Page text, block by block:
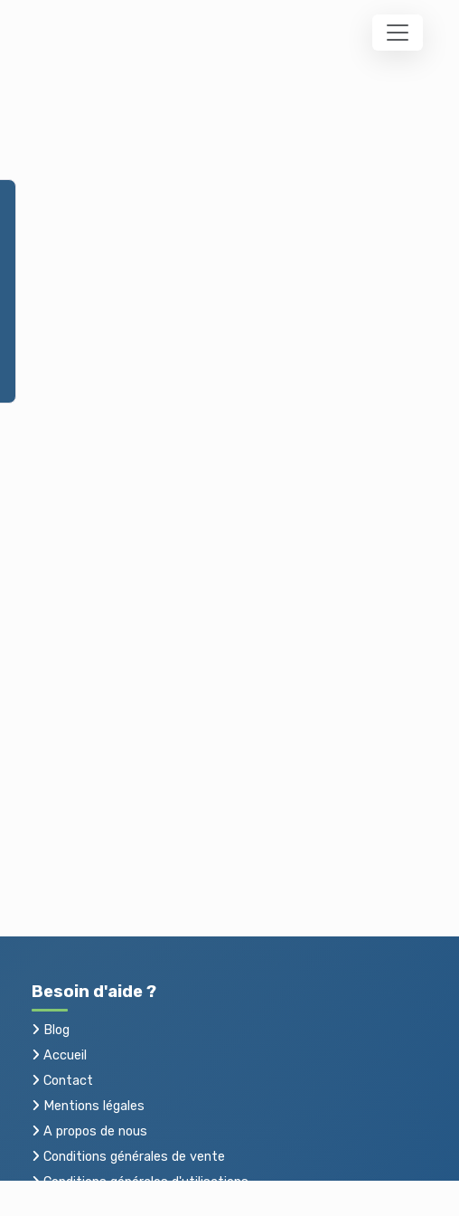
Besoin d'aide ?
Blog
Accueil
Contact
Mentions légales
A propos de nous
Conditions générales de vente
Conditions générales d'utilisations